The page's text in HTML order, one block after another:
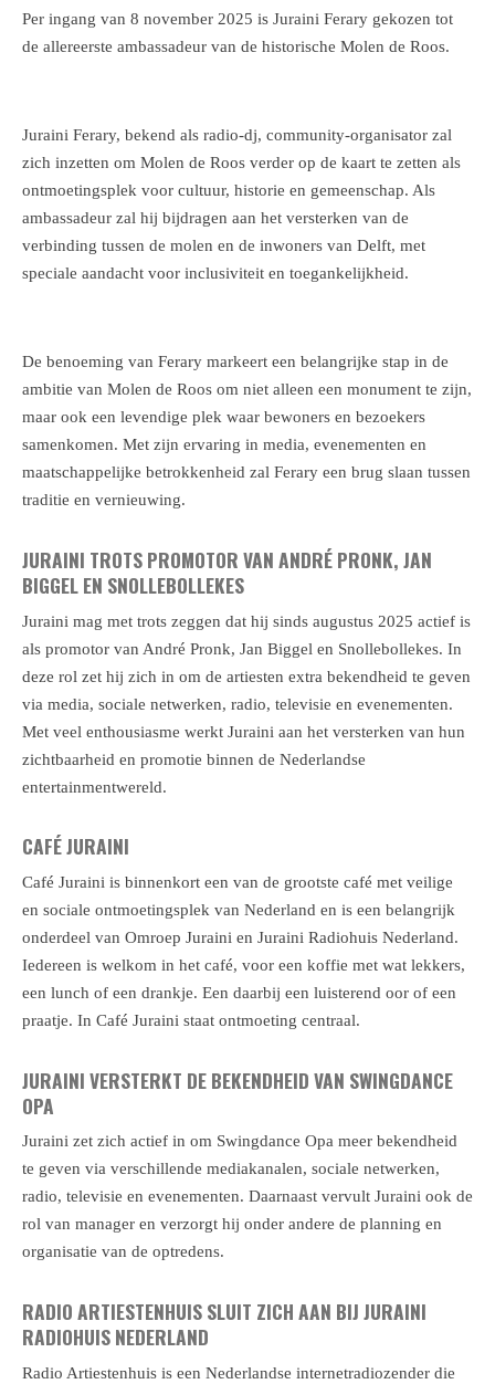
Per ingang van 8 november 2025 is Juraini Ferary gekozen tot
de allereerste ambassadeur van de historische Molen de Roos.
Juraini Ferary, bekend als radio-dj, community-organisator zal
zich inzetten om Molen de Roos verder op de kaart te zetten als
ontmoetingsplek voor cultuur, historie en gemeenschap. Als
ambassadeur zal hij bijdragen aan het versterken van de
verbinding tussen de molen en de inwoners van Delft, met
speciale aandacht voor inclusiviteit en toegankelijkheid.
De benoeming van Ferary markeert een belangrijke stap in de
ambitie van Molen de Roos om niet alleen een monument te zijn,
maar ook een levendige plek waar bewoners en bezoekers
samenkomen. Met zijn ervaring in media, evenementen en
maatschappelijke betrokkenheid zal Ferary een brug slaan tussen
traditie en vernieuwing.
JURAINI TROTS PROMOTOR VAN ANDRÉ PRONK, JAN
BIGGEL EN SNOLLEBOLLEKES
Juraini mag met trots zeggen dat hij sinds augustus 2025 actief is
als promotor van André Pronk, Jan Biggel en Snollebollekes. In
deze rol zet hij zich in om de artiesten extra bekendheid te geven
via media, sociale netwerken, radio, televisie en evenementen.
Met veel enthousiasme werkt Juraini aan het versterken van hun
zichtbaarheid en promotie binnen de Nederlandse
entertainmentwereld.
CAFÉ JURAINI
Café Juraini is binnenkort een van de grootste café met veilige
en sociale ontmoetingsplek van Nederland en is een belangrijk
onderdeel van Omroep Juraini en Juraini Radiohuis Nederland.
Iedereen is welkom in het café, voor een koffie met wat lekkers,
een lunch of een drankje. Een daarbij een luisterend oor of een
praatje. In Café Juraini staat ontmoeting centraal.
JURAINI VERSTERKT DE BEKENDHEID VAN SWINGDANCE
OPA
Juraini zet zich actief in om Swingdance Opa meer bekendheid
te geven via verschillende mediakanalen, sociale netwerken,
radio, televisie en evenementen. Daarnaast vervult Juraini ook de
rol van manager en verzorgt hij onder andere de planning en
organisatie van de optredens.
RADIO ARTIESTENHUIS SLUIT ZICH AAN BIJ JURAINI
RADIOHUIS NEDERLAND
Radio Artiestenhuis is een Nederlandse internetradiozender die